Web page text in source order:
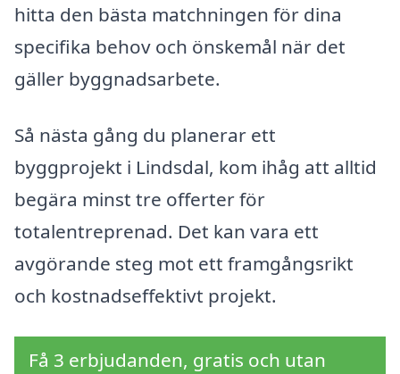
hitta den bästa matchningen för dina
specifika behov och önskemål när det
gäller byggnadsarbete.
Så nästa gång du planerar ett
byggprojekt i Lindsdal, kom ihåg att alltid
begära minst tre offerter för
totalentreprenad. Det kan vara ett
avgörande steg mot ett framgångsrikt
och kostnadseffektivt projekt.
Få 3 erbjudanden, gratis och utan